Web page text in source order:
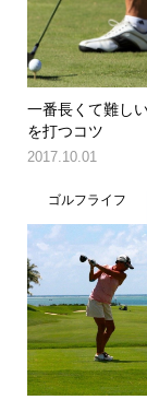
一番長くて難し
を打つコツ
2017.10.01
ゴルフライフ